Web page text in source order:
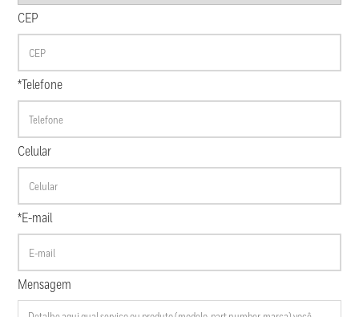
CEP
*Telefone
Celular
*E-mail
Mensagem